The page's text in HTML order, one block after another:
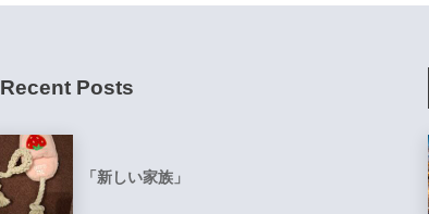
Recent Posts
「新しい家族」